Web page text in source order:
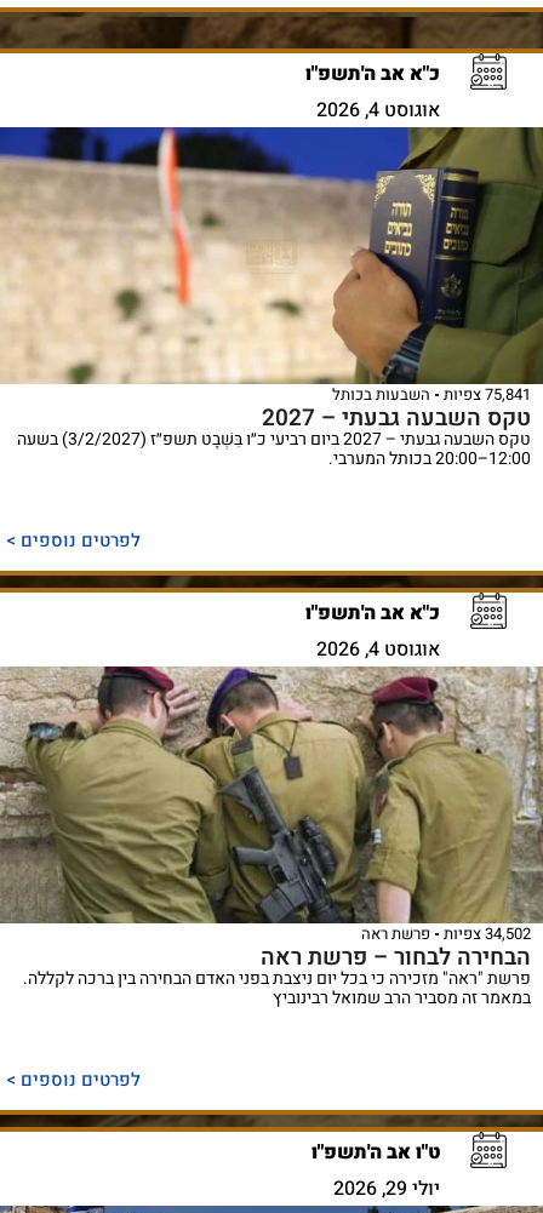
כ"א אב ה'תשפ"ו
אוגוסט 4, 2026
75,841 צפיות השבעות בכותל
טקס השבעה גבעתי – 2027
טקס השבעה גבעתי – 2027 ביום רביעי כ״ו בִּשְׁבָט תשפ״ז (3/2/2027) בשעה
12:00–20:00 בכותל המערבי.
לפרטים נוספים >
כ"א אב ה'תשפ"ו
אוגוסט 4, 2026
34,502 צפיות פרשת ראה
הבחירה לבחור – פרשת ראה
פרשת "ראה" מזכירה כי בכל יום ניצבת בפני האדם הבחירה בין ברכה לקללה.
במאמר זה מסביר הרב שמואל רבינוביץ
לפרטים נוספים >
ט"ו אב ה'תשפ"ו
יולי 29, 2026